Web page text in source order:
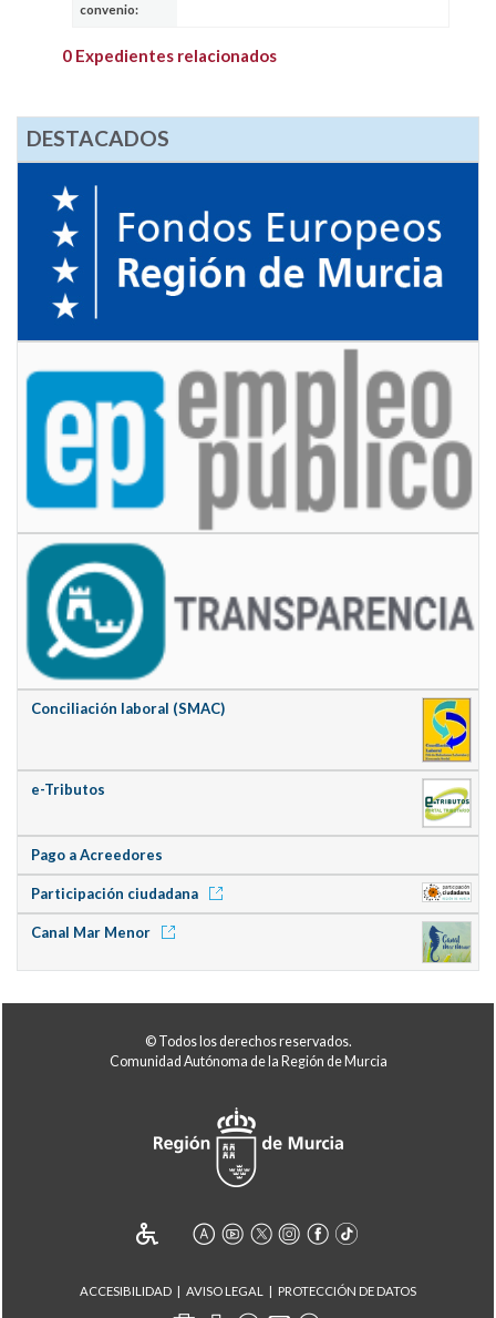
convenio:
0 Expedientes relacionados
DESTACADOS
Conciliación laboral (SMAC)
e-Tributos
Pago a Acreedores
Participación ciudadana
Canal Mar Menor
© Todos los derechos reservados.
Comunidad Autónoma de la Región de Murcia
ACCESIBILIDAD AVISO LEGAL PROTECCIÓN DE DATOS